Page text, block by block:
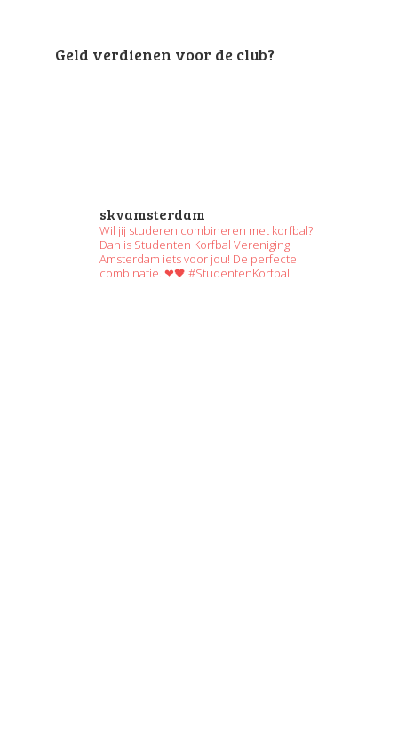
Geld verdienen voor de club?
skvamsterdam
Wil jij studeren combineren met korfbal?
Dan is Studenten Korfbal Vereniging
Amsterdam iets voor jou! De perfecte
combinatie. ❤🖤 #StudentenKorfbal